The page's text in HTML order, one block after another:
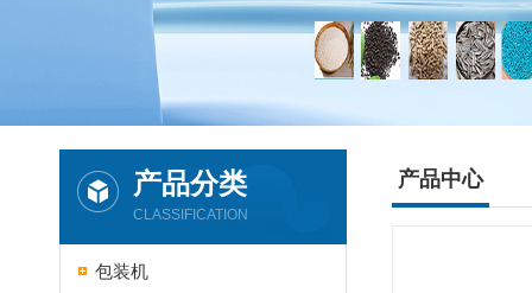
产品分类
CLASSIFICATION
包装机
产品中心